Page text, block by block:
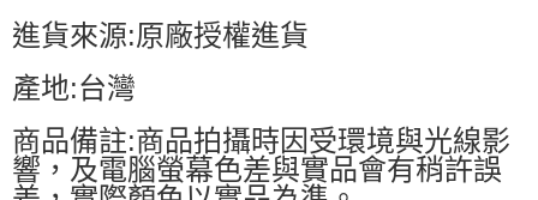
進貨來源:原廠授權進貨
產地:台灣
商品備註:商品拍攝時因受環境與光線影
響，及電腦螢幕色差與實品會有稍許誤